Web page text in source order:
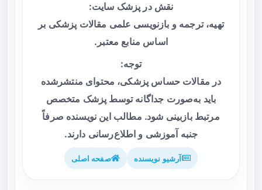
نقش در پزشک سایت:
تهیه، ترجمه و بازنویسی علمی مقالات پزشکی بر
اساس منابع معتبر.
توجه:
در مقالات حساس پزشکی، محتوای منتشرشده
باید به‌صورت جداگانه توسط پزشک متخصص
مرتبط بازبینی شود. مطالب این نویسنده صرفاً
جنبه آموزشی و اطلاع‌رسانی دارند.
آرشیو نویسنده صفحه اصلی